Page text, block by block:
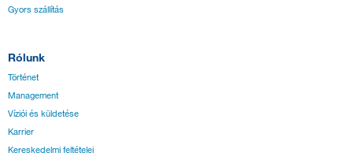
Gyors szállítás
Rólunk
Történet
Management
Víziói és küldetése
Karrier
Kereskedelmi feltételei